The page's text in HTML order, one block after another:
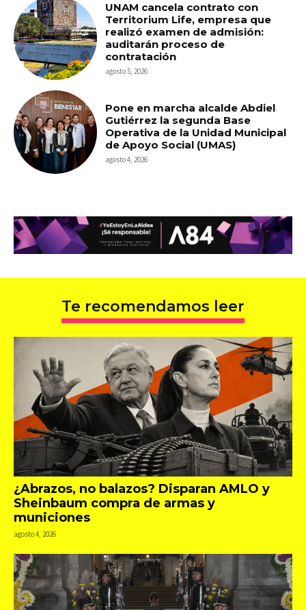
UNAM cancela contrato con
Territorium Life, empresa que
realizó examen de admisión:
auditarán proceso de
contratación
agosto 5, 2026
Pone en marcha alcalde Abdiel
Gutiérrez la segunda Base
Operativa de la Unidad Municipal
de Apoyo Social (UMAS)
agosto 4, 2026
Te recomendamos leer
¿Abrazos, no balazos? Disparan AMLO y
Sheinbaum compra de armas y
municiones
agosto 4, 2026